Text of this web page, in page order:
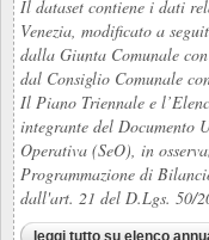
Il dataset contiene i dati
Venezia, modificato a
dalla Giunta Comunale
dal Consiglio Comunale
Il Piano Triennale e
integrante del Documento
Operativa (SeO), in
Programmazione di
dall'art. 21 del D.Lgs. 50/
leggi tutto su elenco